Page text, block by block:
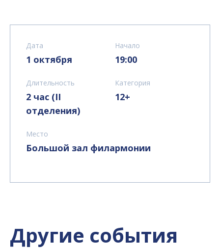
Дата
1 октября
Начало
19:00
Длительность
2 час (II
отделения)
Категория
12+
Место
Большой зал филармонии
Другие события